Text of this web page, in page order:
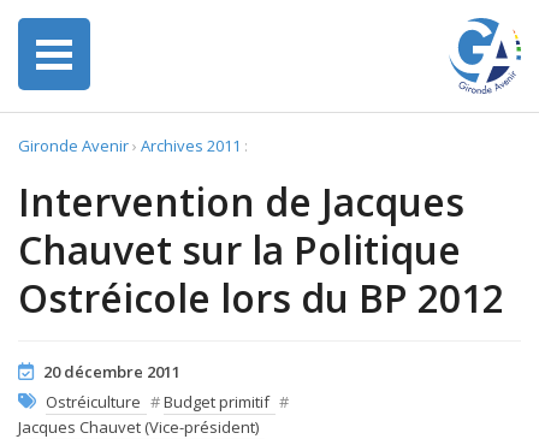
Gironde Avenir› Archives 2011 :
Intervention de Jacques
Chauvet sur la Politique
Ostréicole lors du BP 2012
20 décembre 2011
Ostréiculture #Budget primitif #
Jacques Chauvet (Vice-président)